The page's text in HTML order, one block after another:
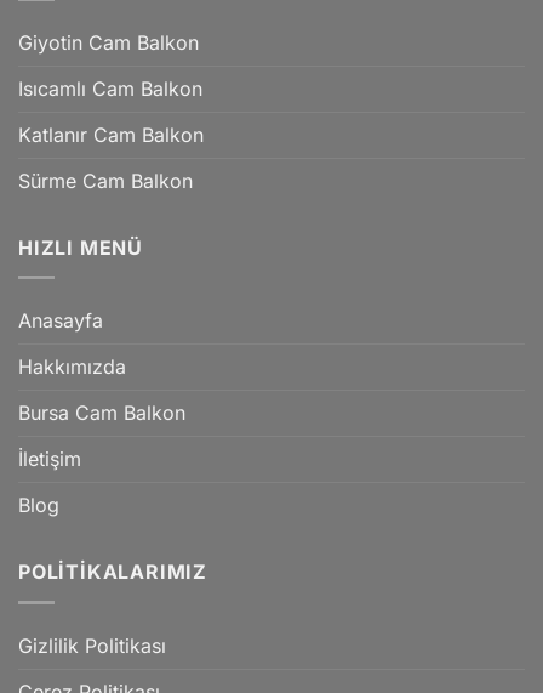
Giyotin Cam Balkon
Isıcamlı Cam Balkon
Katlanır Cam Balkon
Sürme Cam Balkon
HIZLI MENÜ
Anasayfa
Hakkımızda
Bursa Cam Balkon
İletişim
Blog
POLITIKALARIMIZ
Gizlilik Politikası